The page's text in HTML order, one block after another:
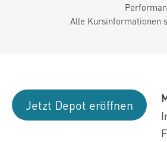
Alle Kursinformationen
Jetzt Depot eröffnen